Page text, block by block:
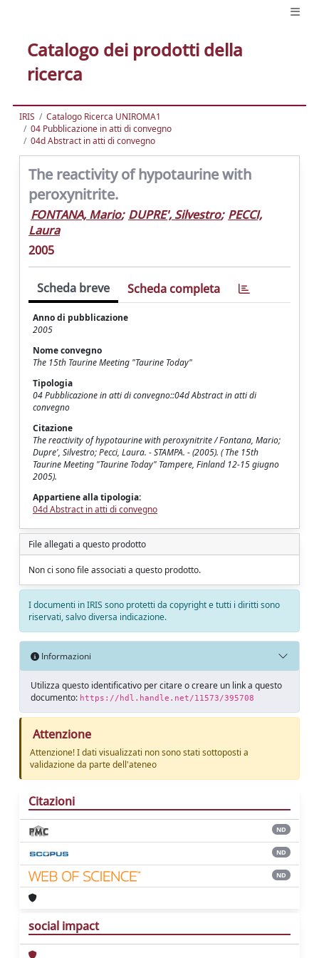
Catalogo dei prodotti della
ricerca
IRIS
Catalogo Ricerca UNIROMA1
04 Pubblicazione in atti di convegno
04d Abstract in atti di convegno
The reactivity of hypotaurine with
peroxynitrite.
FONTANA, Mario; DUPRE', Silvestro; PECCI,
Laura
2005
Scheda breve Scheda completa
Anno di pubblicazione
2005
Nome convegno
The 15th Taurine Meeting "Taurine Today"
Tipologia
04 Pubblicazione in atti di convegno::04d Abstract in atti di
convegno
Citazione
The reactivity of hypotaurine with peroxynitrite / Fontana, Mario;
Dupre', Silvestro; Pecci, Laura. - STAMPA. - (2005). ( The 15th
Taurine Meeting "Taurine Today" Tampere, Finland 12-15 giugno
2005).
Appartiene alla tipologia:
04d Abstract in atti di convegno
File allegati a questo prodotto
Non ci sono file associati a questo prodotto.
I documenti in IRIS sono protetti da copyright e tutti i diritti sono
riservati, salvo diversa indicazione.
Informazioni
Utilizza questo identificativo per citare o creare un link a questo
documento: https://hdl.handle.net/11573/395708
Attenzione
Attenzione! I dati visualizzati non sono stati sottoposti a
validazione da parte dell'ateneo
Citazioni
ND
ND
ND
social impact